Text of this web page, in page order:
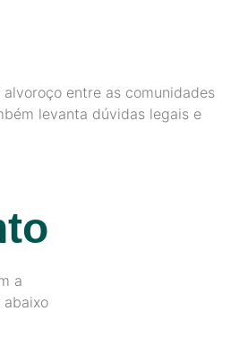
entre as comunidades
levanta dúvidas legais e
a
abaixo